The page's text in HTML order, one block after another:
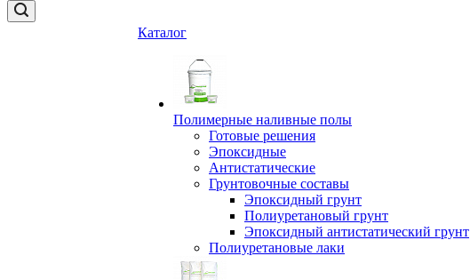
Каталог
Полимерные наливные полы
Готовые решения
Эпоксидные
Антистатические
Грунтовочные составы
Эпоксидный грунт
Полиуретановый грунт
Эпоксидный антистатический грунт
Полиуретановые лаки